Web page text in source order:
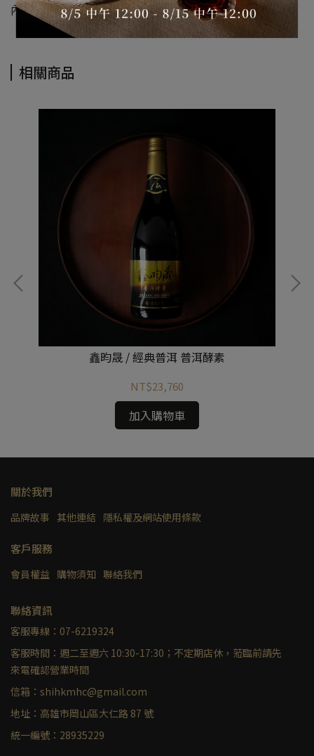
內附玻璃滴管，如有破損，請勿食用
相關商品
鑫昀晟 / 經典普洱 普洱酵素
NT$23,760
加入購物車
關於我們
品牌故事 其他連結 隱私權及網站使用條款
客戶服務
會員權益 購物須知 聯絡我們
聯絡資訊
客服專線：07-6219324
客服時間：週二至週六 10:30-17:30；不定期店休，蒞臨前請先
來電確認營業時間
信箱：shihkmhc@gmail.com
地址：高雄市岡山區大仁路 87 號
統一編號：28935229